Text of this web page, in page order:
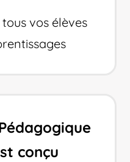
vos élèves
conçu